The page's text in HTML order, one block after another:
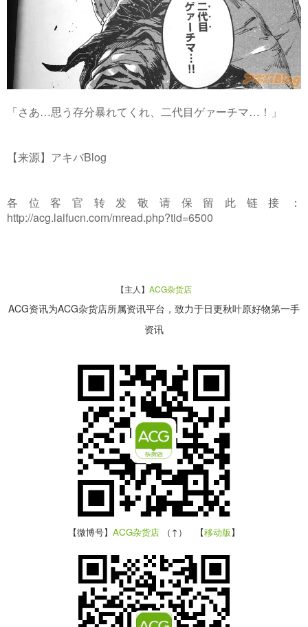
「さあ…思う存分暴れてくれ、二代目ゲァーチマ…！」
【来源】アキバBlog
各位客官转发敬请保留此链接：
http://acg.laifucn.com/mread.php?tid=6500
【主人】 ACG杂货店
ACG资讯为ACG杂货店所属资讯平台，致力于日更秋叶原好物第一手
资讯
【微博号】 ACG杂货店 （↑） 【移动版】